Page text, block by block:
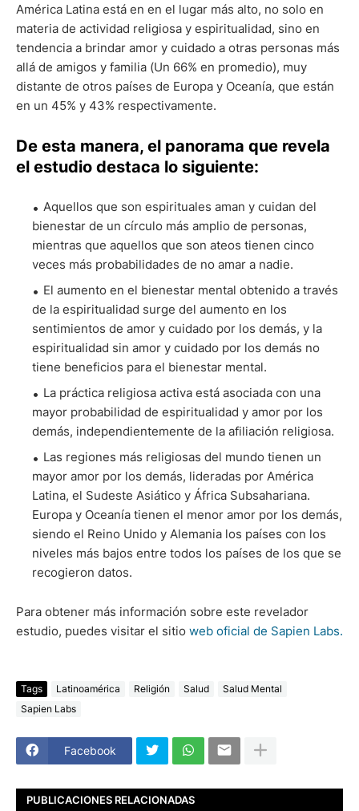
América Latina está en en el lugar más alto, no solo en
materia de actividad religiosa y espiritualidad, sino en
tendencia a brindar amor y cuidado a otras personas más
allá de amigos y familia (Un 66% en promedio), muy
distante de otros países de Europa y Oceanía, que están
en un 45% y 43% respectivamente.
De esta manera, el panorama que revela
el estudio destaca lo siguiente:
Aquellos que son espirituales aman y cuidan del
bienestar de un círculo más amplio de personas,
mientras que aquellos que son ateos tienen cinco
veces más probabilidades de no amar a nadie.
El aumento en el bienestar mental obtenido a través
de la espiritualidad surge del aumento en los
sentimientos de amor y cuidado por los demás, y la
espiritualidad sin amor y cuidado por los demás no
tiene beneficios para el bienestar mental.
La práctica religiosa activa está asociada con una
mayor probabilidad de espiritualidad y amor por los
demás, independientemente de la afiliación religiosa.
Las regiones más religiosas del mundo tienen un
mayor amor por los demás, lideradas por América
Latina, el Sudeste Asiático y África Subsahariana.
Europa y Oceanía tienen el menor amor por los demás,
siendo el Reino Unido y Alemania los países con los
niveles más bajos entre todos los países de los que se
recogieron datos.
Para obtener más información sobre este revelador
estudio, puedes visitar el sitio web oficial de Sapien Labs.
Tags Latinoamérica Religión Salud
Salud Mental
Sapien Labs
Facebook
PUBLICACIONES RELACIONADAS